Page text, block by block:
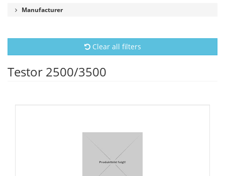
Manufacturer
Clear all filters
Testor 2500/3500